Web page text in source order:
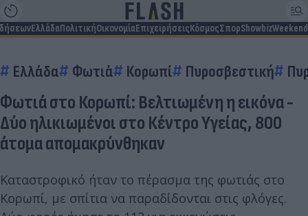
ΕλλάδαΠολιτικήΟικονομίαΕπιχειρήσειςΚόσμοςΣπορShowbizWeekend
Ελλάδα Φωτιά Κορωπί Πυροσβεστική
Φωτιά στο Κορωπί: Βελτιωμένη η εικόνα -
Δύο ηλικιωμένοι στο Κέντρο Υγείας, 800
άτομα απομακρύνθηκαν
Καταστροφικό ήταν το πέρασμα της φωτιάς στο
Κορωπί, με σπίτια να παραδίδονται στις φλόγες.